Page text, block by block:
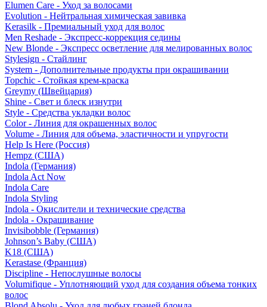
Elumen Care - Уход за волосами
Evolution - Нейтральная химическая завивка
Kerasilk - Премиальный уход для волос
Men Reshade - Экспресс-коррекция седины
New Blonde - Экспресс осветление для мелированных волос
Stylesign - Стайлинг
System - Дополнительные продукты при окрашивании
Topchic - Стойкая крем-краска
Greymy (Швейцария)
Shine - Свет и блеск изнутри
Style - Средства укладки волос
Color - Линия для окрашенных волос
Volume - Линия для объема, эластичности и упругости
Help Is Here (Россия)
Hempz (США)
Indola (Германия)
Indola Act Now
Indola Care
Indola Styling
Indola - Окислители и технические средства
Indola - Окрашивание
Invisibobble (Германия)
Johnson’s Baby (США)
K18 (США)
Kerastase (Франция)
Discipline - Непослушные волосы
Volumifique - Уплотняющий уход для создания объема тонких
волос